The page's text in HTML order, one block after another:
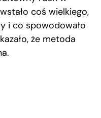
coś wielkiego,
i co spowodowało
że metoda